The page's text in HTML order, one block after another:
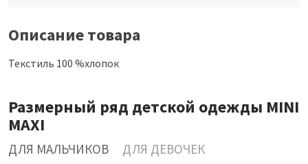
Описание товара
Текстиль 100 %хлопок
Размерный ряд детской одежды MINI
MAXI
ДЛЯ МАЛЬЧИКОВ ДЛЯ ДЕВОЧЕК